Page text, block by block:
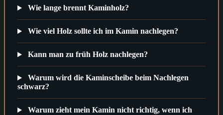
Wie lange brennt Kaminholz?
Wie viel Holz sollte ich im Kamin nachlegen?
Kann man zu früh Holz nachlegen?
Warum wird die Kaminscheibe beim Nachlegen
schwarz?
Warum zieht mein Kamin nicht richtig, wenn ich